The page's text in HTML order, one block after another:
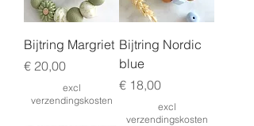
Bijtring Margriet
Prijs
€ 20,00
excl
verzendingskosten
Bijtring Nordic
blue
Prijs
€ 18,00
excl
verzendingskosten